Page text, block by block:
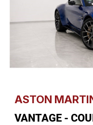
ASTON
VANTAGE -